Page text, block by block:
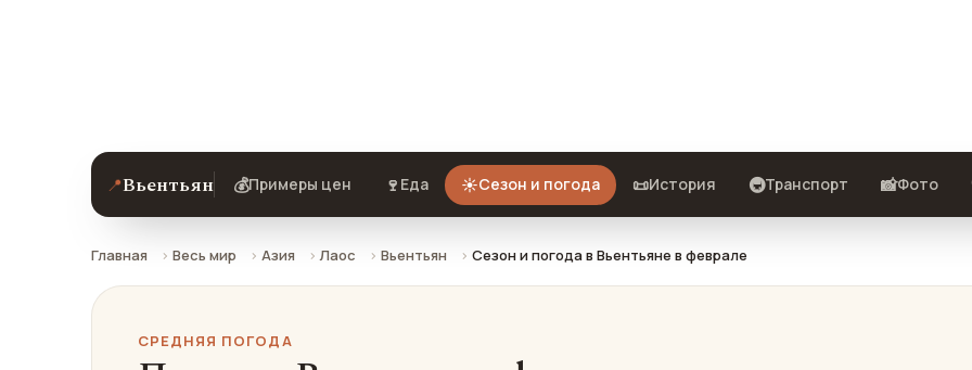
📍Вьентьян 💰Примеры цен 🍷 Еда ☀️Сезон и погода 📜История 🚇Транспорт 📸Фото
Главная Весь мир Азия Лаос Вьентьян Сезон и погода в Вьентьяне в феврале
СРЕДНЯЯ ПОГОДА